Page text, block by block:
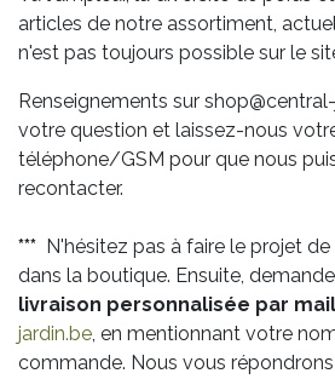
articles de notre assortiment,
n'est pas toujours possible sur le
Renseignements sur
votre question et laissez-nous
téléphone/GSM pour que nous
recontacter.
*** N'hésitez pas à faire le projet
dans la boutique. Ensuite,
livraison personnalisée par
jardin.be, en mentionnant votre
commande. Nous vous